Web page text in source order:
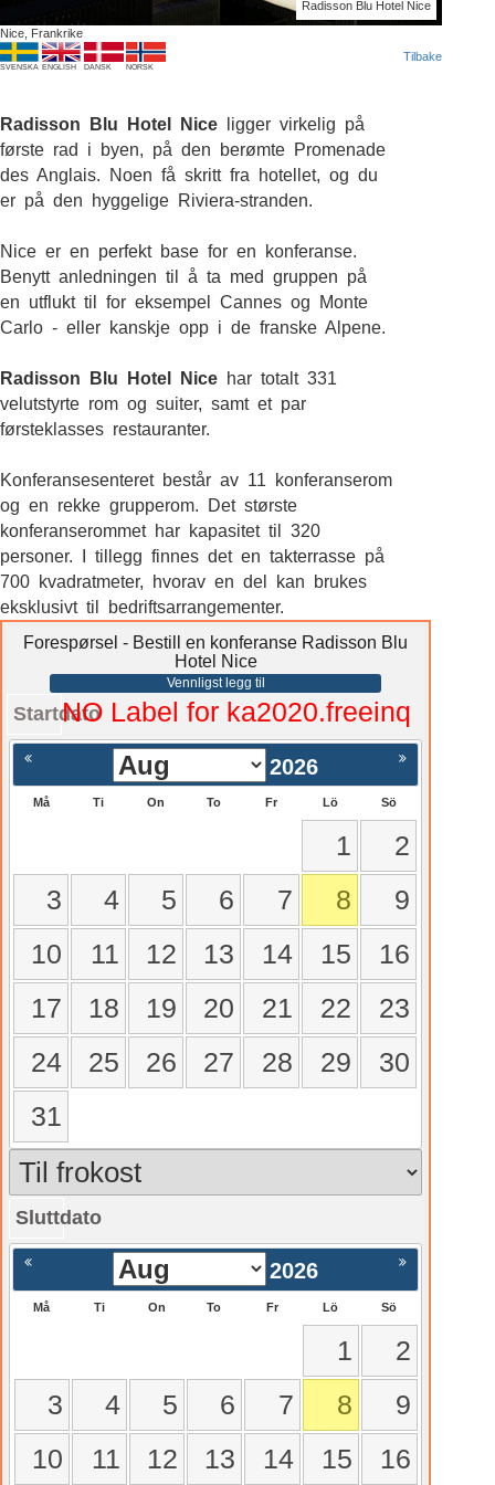
Radisson Blu Hotel Nice
Nice, Frankrike
SVENSKA ENGLISH DANSK NORSK
Tilbake
Radisson Blu Hotel Nice ligger virkelig på
første rad i byen, på den berømte Promenade
des Anglais. Noen få skritt fra hotellet, og du
er på den hyggelige Riviera-stranden.
Nice er en perfekt base for en konferanse.
Benytt anledningen til å ta med gruppen på
en utflukt til for eksempel Cannes og Monte
Carlo - eller kanskje opp i de franske Alpene.
Radisson Blu Hotel Nice har totalt 331
velutstyrte rom og suiter, samt et par
førsteklasses restauranter.
Konferansesenteret består av 11 konferanserom
og en rekke grupperom. Det største
konferanserommet har kapasitet til 320
personer. I tillegg finnes det en takterrasse på
700 kvadratmeter, hvorav en del kan brukes
eksklusivt til bedriftsarrangementer.
Forespørsel - Bestill en konferanse Radisson Blu
Hotel Nice
Vennligst legg til
StartdatoNO Label for ka2020.freeinq
2026
Må Ti On To Fr Lö Sö
1
2
3
4 5 6 7 8
9
10
11 12 13 14 15
16
17
18 19 20 21 22
23
24
25 26 27 28 29
30
31
Sluttdato
Nästa >
2026
Må Ti On To Fr Lö Sö
1
2
3
4 5 6 7 8
9
10
11 12 13 14 15 16